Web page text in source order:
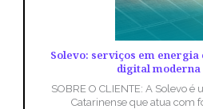
Solevo: serviços em
digital moderna
SOBRE O CLIENTE: A Solevo
Catarinense que atua com